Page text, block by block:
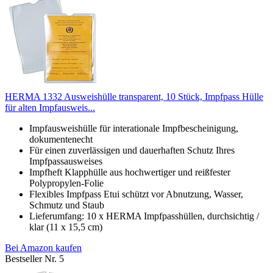
HERMA 1332 Ausweishülle transparent, 10 Stück, Impfpass Hülle
für alten Impfausweis...
Impfausweishülle für interationale Impfbescheinigung,
dokumentenecht
Für einen zuverlässigen und dauerhaften Schutz Ihres
Impfpassausweises
Impfheft Klapphülle aus hochwertiger und reißfester
Polypropylen-Folie
Flexibles Impfpass Etui schützt vor Abnutzung, Wasser,
Schmutz und Staub
Lieferumfang: 10 x HERMA Impfpasshüllen, durchsichtig /
klar (11 x 15,5 cm)
Bei Amazon kaufen
Bestseller Nr. 5